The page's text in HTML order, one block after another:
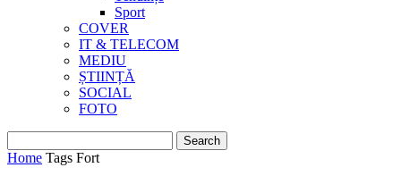
Sport
COVER
IT & TELECOM
MEDIU
ȘTIINȚĂ
SOCIAL
FOTO
Home Tags Fort